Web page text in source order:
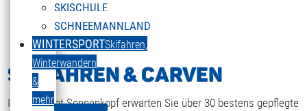
SKISCHULE
SCHNEEMANNLAND
WINTERSPORTSkifahren,
Winterwandern
&
mehr
SKIFAHREN & CARVEN
Im Skigebiet Sonnenkopf erwarten Sie über 30 bestens gepflegte